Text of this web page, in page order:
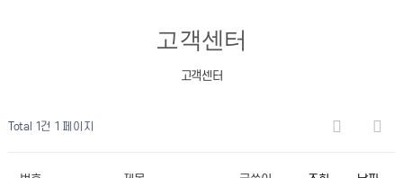
고객센터
고객센터
Total 1건 1 페이지